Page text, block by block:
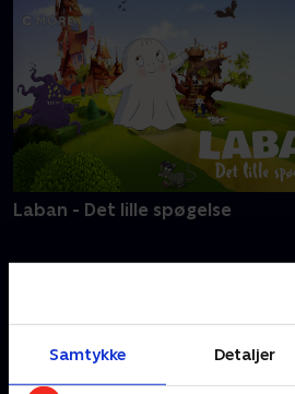
Samtykke Detaljer
Laban - Det lille spøgelse
Inspireret af virkeligheden